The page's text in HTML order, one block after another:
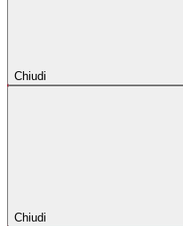
Chiudi
Chiudi